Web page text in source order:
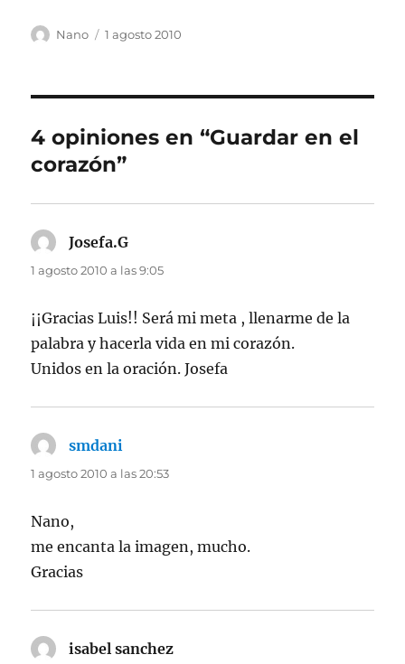
Autor
Nano
Publicado
1 agosto 2010
4 opiniones en “Guardar en el
corazón”
Josefa.G
1 agosto 2010 a las 9:05
¡¡Gracias Luis!! Será mi meta , llenarme de la
palabra y hacerla vida en mi corazón.
Unidos en la oración. Josefa
smdani
1 agosto 2010 a las 20:53
Nano,
me encanta la imagen, mucho.
Gracias
isabel sanchez